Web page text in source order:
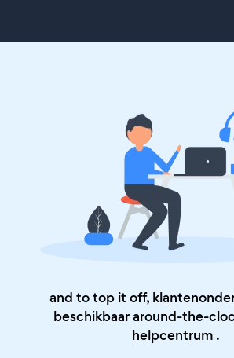
and to top it off,
beschikbaar around-the-
helpcentrum .